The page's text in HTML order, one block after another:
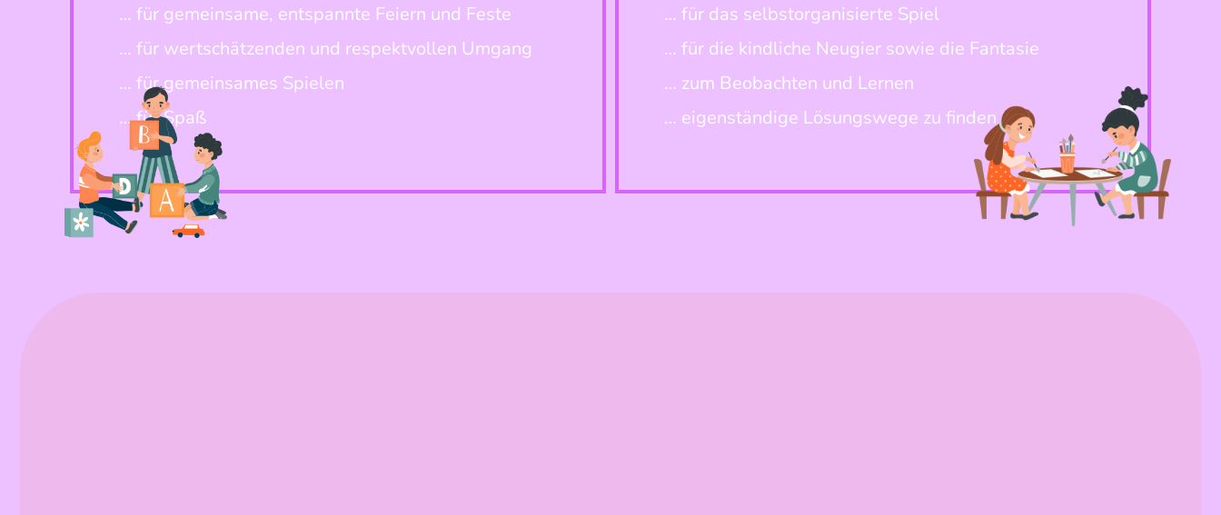
… für gemeinsame, entspannte Feiern und Feste
… für wertschätzenden und respektvollen Umgang
… für gemeinsames Spielen
… für Spaß
… für das selbstorganisierte Spiel
… für die kindliche Neugier sowie die Fantasie
… zum Beobachten und Lernen
… eigenständige Lösungswege zu finden